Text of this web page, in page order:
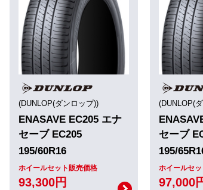
(DUNLOP(ダンロップ))
ENASAVE EC205 エナ
セーブ EC205
195/60R16
ホイールセット販売価格
93,300円
(DUNLOP(
セーブ
195/
ホイールセ
97,000